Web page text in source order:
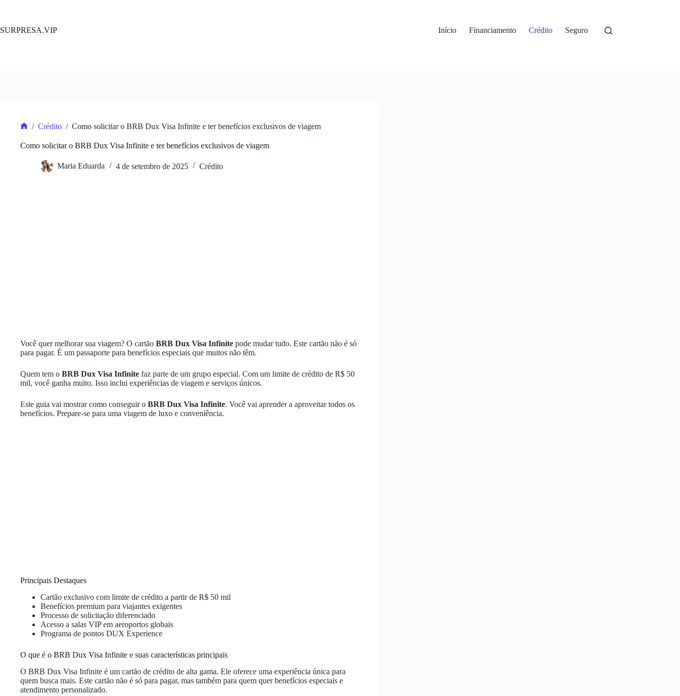
conteúdo
SURPRESA.VIP Início Financiamento Crédito Seguro
/ Crédito / Como solicitar o BRB Dux Visa Infinite e ter benefícios exclusivos de viagem
Como solicitar o BRB Dux Visa Infinite e ter benefícios exclusivos de viagem
Maria Eduarda 4 de setembro de 2025 Crédito
Você quer melhorar sua viagem? O cartão BRB Dux Visa Infinite pode mudar tudo. Este cartão não é só
para pagar. É um passaporte para benefícios especiais que muitos não têm.
Quem tem o BRB Dux Visa Infinite faz parte de um grupo especial. Com um limite de crédito de R$ 50
mil, você ganha muito. Isso inclui experiências de viagem e serviços únicos.
Este guia vai mostrar como conseguir o BRB Dux Visa Infinite. Você vai aprender a aproveitar todos os
benefícios. Prepare-se para uma viagem de luxo e conveniência.
Principais Destaques
Cartão exclusivo com limite de crédito a partir de R$ 50 mil
Benefícios premium para viajantes exigentes
Processo de solicitação diferenciado
Acesso a salas VIP em aeroportos globais
Programa de pontos DUX Experience
O que é o BRB Dux Visa Infinite e suas características principais
O BRB Dux Visa Infinite é um cartão de crédito de alta gama. Ele oferece uma experiência única para
quem busca mais. Este cartão não é só para pagar, mas também para quem quer benefícios especiais e
atendimento personalizado.